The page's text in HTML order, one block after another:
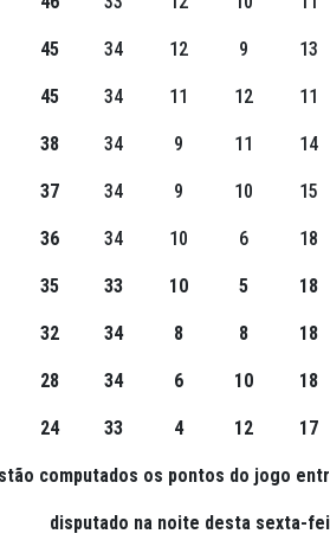
45 34 12 9 13
45 34 11 12 11
38 34 9 11 14
37 34 9 10 15
36 34 10 6 18
35 33 10 5 18
32 34 8 8 18
28 34 6 10 18
24 33 4 12 17
computados os pontos do jogo entre
disputado na noite desta sexta-